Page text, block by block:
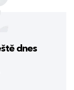
dnes